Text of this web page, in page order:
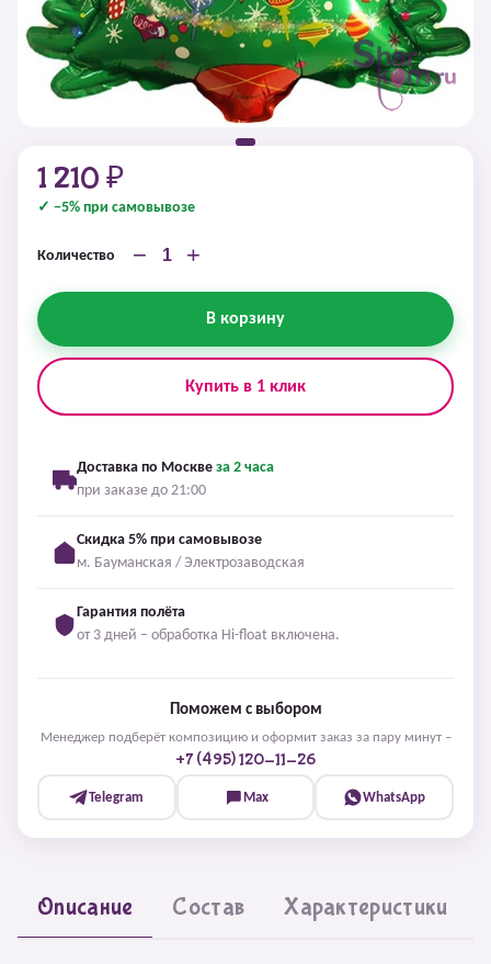
1 210 ₽
✓ −5% при самовывозе
Количество − +
В корзину
Купить в 1 клик
Доставка по Москве за 2 часа
при заказе до 21:00
Скидка 5% при самовывозе
м. Бауманская / Электрозаводская
Гарантия полёта
от 3 дней – обработка Hi-float включена.
Поможем с выбором
Менеджер подберёт композицию и оформит заказ за пару минут –
+7 (495) 120-11-26
Telegram Max WhatsApp
Описание Состав Характеристики